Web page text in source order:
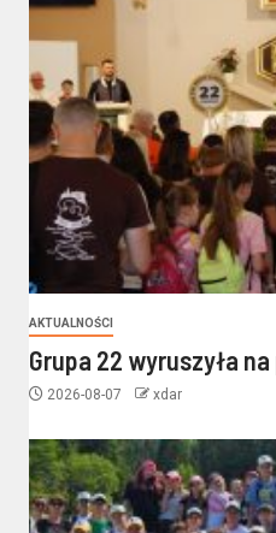
AKTUALNOŚCI
Grupa 22 wyruszyła
2026-08-07 xdar